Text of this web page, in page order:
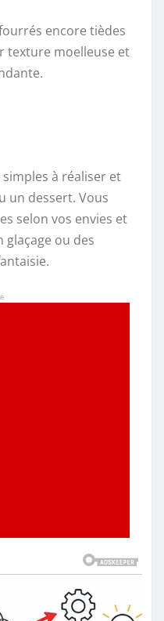
encore tièdes
texture moelleuse et
à réaliser et
un dessert. Vous
selon vos envies et
glaçage ou des